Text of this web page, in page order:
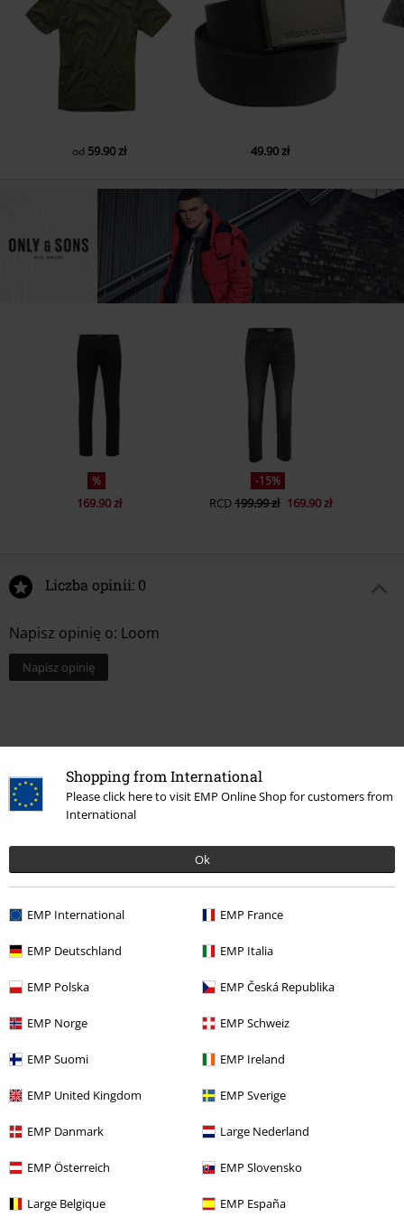
Shopping from International
Please click here to visit EMP Online Shop for customers from
International
Ok
EMP International EMP France
EMP Deutschland EMP Italia
EMP Polska EMP Česká Republika
EMP Norge EMP Schweiz
EMP Suomi EMP Ireland
EMP United Kingdom EMP Sverige
EMP Danmark Large Nederland
EMP Österreich EMP Slovensko
Large Belgique EMP España
od 59.90 zł 49.90 zł
%
169.90 zł
-15%
RCD199.99 zł 169.90 zł
Liczba opinii: 0
Napisz opinię o: Loom
Napisz opinię
RCD 239.99 zł 169.90 zł
Więcej kategorii. Więcej możliwości.
Wyprzedaż % Mężczyźni Spodnie Jeansy